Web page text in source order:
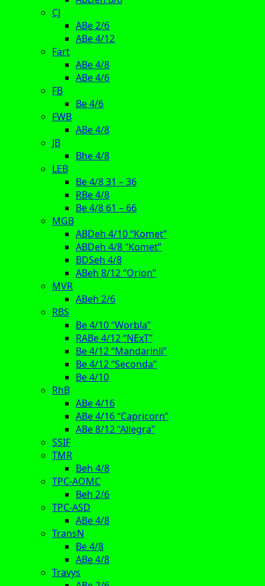
CJ
ABe 2/6
ABe 4/12
Fart
ABe 4/8
ABe 4/6
FB
Be 4/6
FWB
ABe 4/8
JB
Bhe 4/8
LEB
Be 4/8 31 – 36
RBe 4/8
Be 4/8 61 – 66
MGB
ABDeh 4/10 “Komet”
ABDeh 4/8 “Komet”
BDSeh 4/8
ABeh 8/12 “Orion”
MVR
ABeh 2/6
RBS
Be 4/10 “Worbla”
RABe 4/12 “NExT”
Be 4/12 “Mandarinli”
Be 4/12 “Seconda”
Be 4/10
RhB
ABe 4/16
ABe 4/16 “Capricorn”
ABe 8/12 “Allegra”
SSIF
TMR
Beh 4/8
TPC-AOMC
Beh 2/6
TPC-ASD
ABe 4/8
TransN
Be 4/8
ABe 4/8
Travys